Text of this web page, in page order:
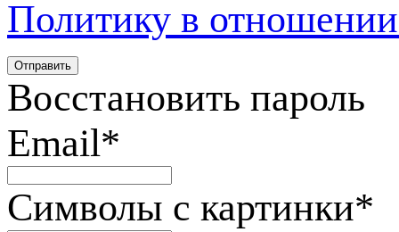
Политику в
Восстановить пароль
Email*
Символы с картинки*